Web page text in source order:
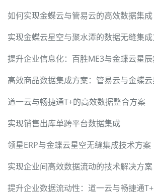
如何实现金蝶云与管易云的高效数据集成
实现金蝶云星空与聚水潭的数据无缝集
提升企业信息化：百胜ME3与金蝶云星
高效商品数据集成方案：管易云与金蝶
道一云与畅捷通T+的高效数据整合方案
实现销售出库单跨平台数据集成
领星ERP与金蝶云星空无缝集成技术方案
实现企业间高效数据流动的技术解决方案
提升企业数据流动性：道一云与畅捷通